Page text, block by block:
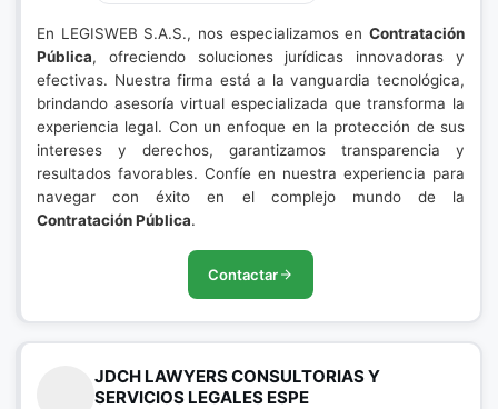
En LEGISWEB S.A.S., nos especializamos en Contratación
Pública, ofreciendo soluciones jurídicas innovadoras y
efectivas. Nuestra firma está a la vanguardia tecnológica,
brindando asesoría virtual especializada que transforma la
experiencia legal. Con un enfoque en la protección de sus
intereses y derechos, garantizamos transparencia y
resultados favorables. Confíe en nuestra experiencia para
navegar con éxito en el complejo mundo de la
Contratación Pública.
Contactar
JDCH LAWYERS CONSULTORIAS Y
SERVICIOS LEGALES ESPE